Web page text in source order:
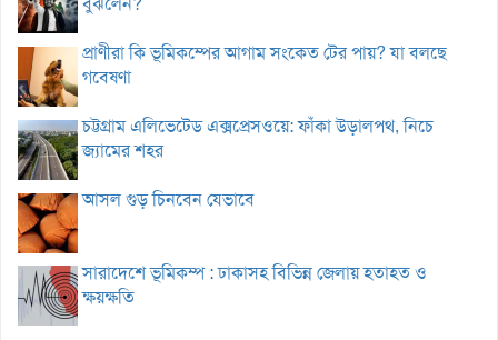
প্রাণীরা কি ভূমিকম্পের আগাম সংকেত টের পায়? যা বলছে
গবেষণা
চট্টগ্রাম এলিভেটেড এক্সপ্রেসওয়ে: ফাঁকা উড়ালপথ, নিচে
জ্যামের শহর
আসল গুড় চিনবেন যেভাবে
সারাদেশে ভূমিকম্প : ঢাকাসহ বিভিন্ন জেলায় হতাহত ও
ক্ষয়ক্ষতি